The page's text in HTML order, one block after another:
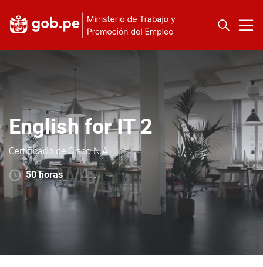
English for IT 2
Certificado de Cisco N.A.
50 horas